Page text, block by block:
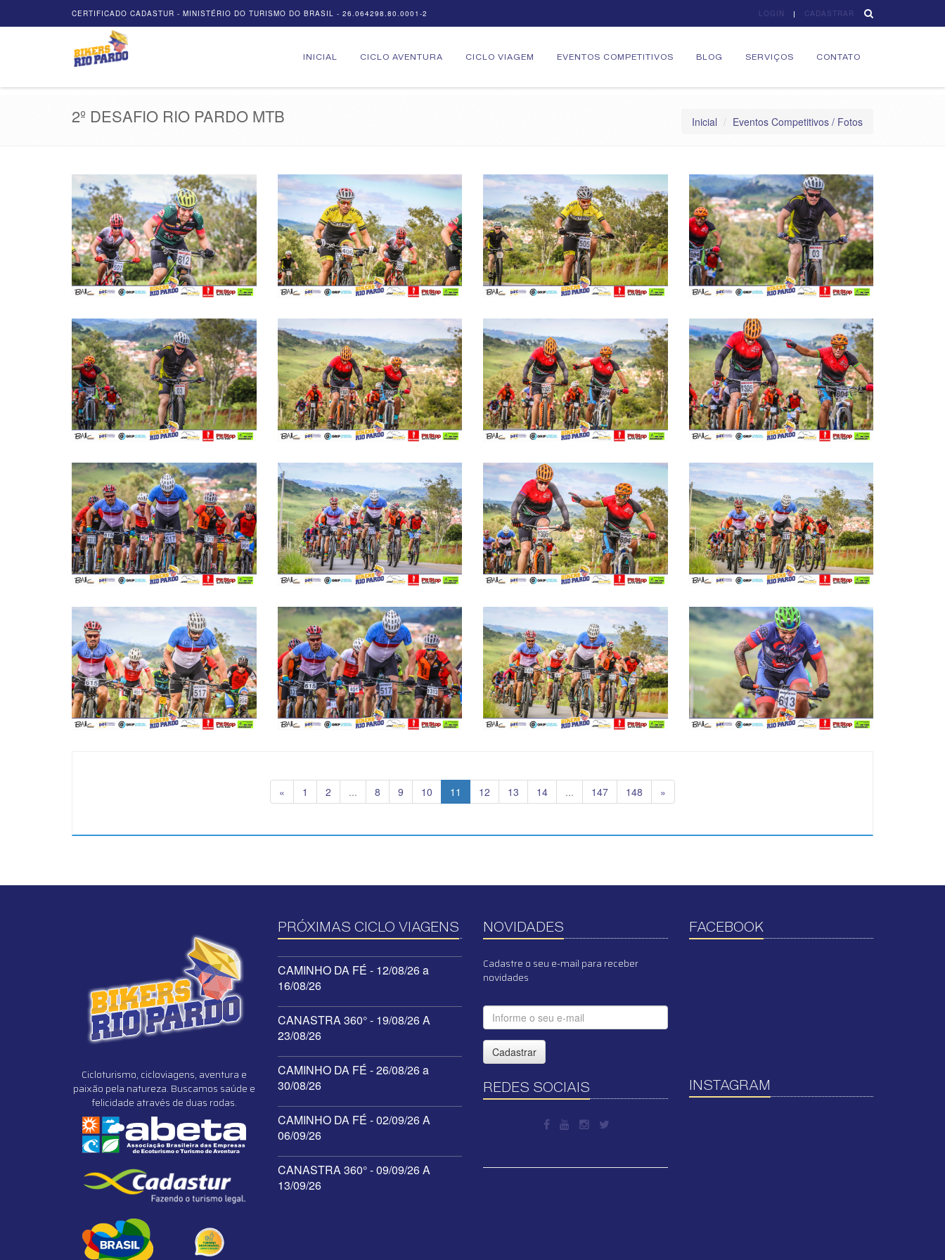
CERTIFICADO CADASTUR - MINISTÉRIO DO TURISMO DO BRASIL - 26.064298.80.0001-2 LOGIN CADASTRAR
INICIAL CICLO AVENTURA CICLO VIAGEM EVENTOS COMPETITIVOS BLOG SERVIÇOS CONTATO
2º DESAFIO RIO PARDO MTB Inicial Eventos Competitivos / Fotos
« 1 2 ... 8 9 10 11 12 13 14 ... 147 148 »
Cicloturismo, cicloviagens, aventura e
paixão pela natureza. Buscamos saúde e
felicidade através de duas rodas.
PRÓXIMAS CICLO VIAGENS
CAMINHO DA FÉ - 12/08/26 a
16/08/26
CANASTRA 360° - 19/08/26 A
23/08/26
CAMINHO DA FÉ - 26/08/26 a
30/08/26
CAMINHO DA FÉ - 02/09/26 A
06/09/26
CANASTRA 360° - 09/09/26 A
13/09/26
NOVIDADES
Cadastre o seu e-mail para receber
novidades
Cadastrar
REDES SOCIAIS
FACEBOOK
INSTAGRAM